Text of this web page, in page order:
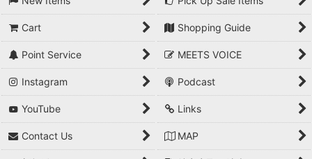
Cart Shopping Guide
Point Service MEETS VOICE
Instagram Podcast
YouTube Links
Contact Us MAP